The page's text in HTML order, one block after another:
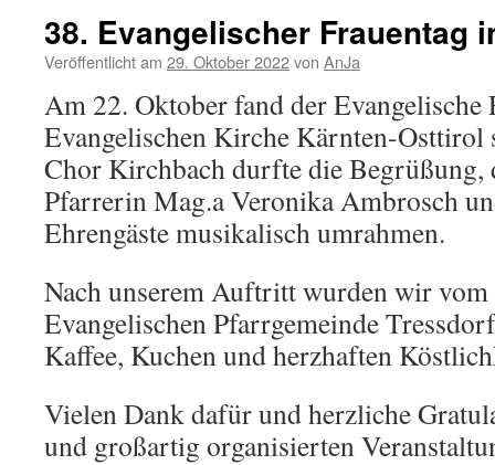
38. Evangelischer Frauentag
Veröffentlicht am 29. Oktober 2022von AnJa
Am 22. Oktober fand der Evangelische
Evangelischen Kirche Kärnten-Osttirol
Chor Kirchbach durfte die Begrüßung,
Pfarrerin Mag.a Veronika Ambrosch
Ehrengäste musikalisch umrahmen.
Nach unserem Auftritt wurden wir vom
Evangelischen Pfarrgemeinde
Kaffee, Kuchen und herzhaften
Vielen Dank dafür und herzliche
und großartig organisierten